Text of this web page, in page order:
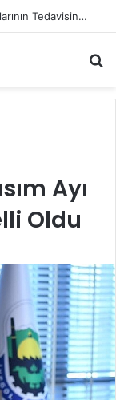
Neresi?
Ayı
Oldu